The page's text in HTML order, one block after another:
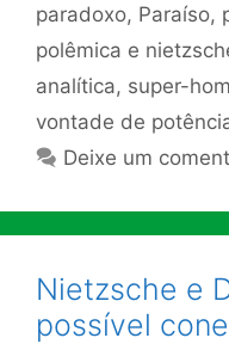
paradoxo, Paraíso,
polêmica e
analítica, super-
vontade de
Deixe um
Nietzsche e
possível